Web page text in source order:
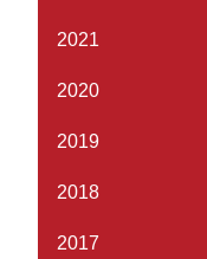
2021
2020
2019
2018
2017